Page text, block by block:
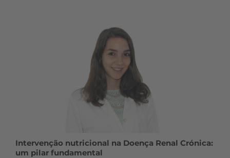
Intervenção nutricional na Doença Renal Crónica:
um pilar fundamental